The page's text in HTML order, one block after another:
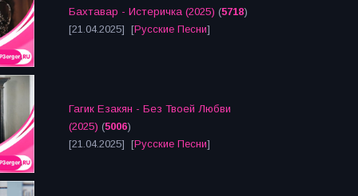
Бахтавар - Истеричка (2025) (5718)
[21.04.2025] [Русские Песни]
Гагик Езакян - Без Твоей Любви
(2025) (5006)
[21.04.2025] [Русские Песни]